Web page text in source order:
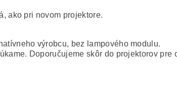
ako pri novom projektore.
výrobcu, bez lampového modulu.
Doporučujeme skôr do projektorov pre